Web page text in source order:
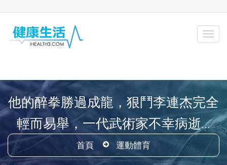
他的醉拳勝過成龍，狠鬥李連杰完全
輕而易舉，一代武術家不幸病逝...
首頁 運動體育